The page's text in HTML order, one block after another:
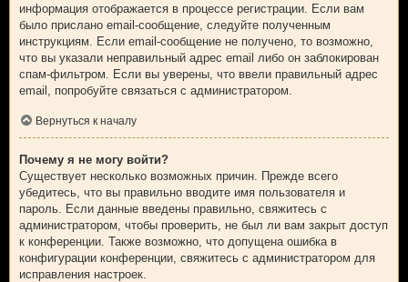
информация отображается в процессе регистрации. Если вам
было прислано email-сообщение, следуйте полученным
инструкциям. Если email-сообщение не получено, то возможно,
что вы указали неправильный адрес email либо он заблокирован
спам-фильтром. Если вы уверены, что ввели правильный адрес
email, попробуйте связаться с администратором.
Вернуться к началу
Почему я не могу войти?
Существует несколько возможных причин. Прежде всего
убедитесь, что вы правильно вводите имя пользователя и
пароль. Если данные введены правильно, свяжитесь с
администратором, чтобы проверить, не был ли вам закрыт доступ
к конференции. Также возможно, что допущена ошибка в
конфигурации конференции, свяжитесь с администратором для
исправления настроек.